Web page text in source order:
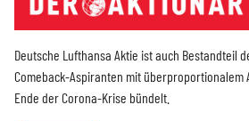
Deutsche Lufthansa Aktie ist auch Bestandteil
Comeback-Aspiranten mit überproportionalem
Ende der Corona-Krise bündelt.